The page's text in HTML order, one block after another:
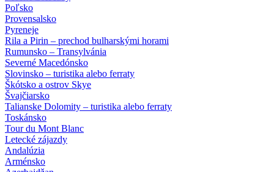
Poľsko
Provensalsko
Pyreneje
Rila a Pirin – prechod bulharskými horami
Rumunsko – Transylvánia
Severné Macedónsko
Slovinsko – turistika alebo ferraty
Škótsko a ostrov Skye
Švajčiarsko
Talianske Dolomity – turistika alebo ferraty
Toskánsko
Tour du Mont Blanc
Letecké zájazdy
Andalúzia
Arménsko